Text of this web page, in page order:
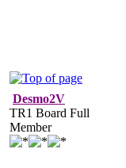
Desmo2V
TR1 Board Full
Member